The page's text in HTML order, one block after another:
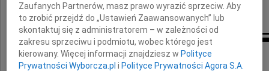
członkowie Rady Dyrektorów Grupy ITI
Inne kondolencje
Zaufanych Partnerów, masz prawo wyrazić sprzeciw. Aby
to zrobić przejdź do „Ustawień Zaawansowanych” lub
skontaktuj się z administratorem – w zależności od
zakresu sprzeciwu i podmiotu, wobec którego jest
kierowany. Więcej informacji znajdziesz w Polityce
Prywatności Wyborcza.pl i Polityce Prywatności Agora S.A.